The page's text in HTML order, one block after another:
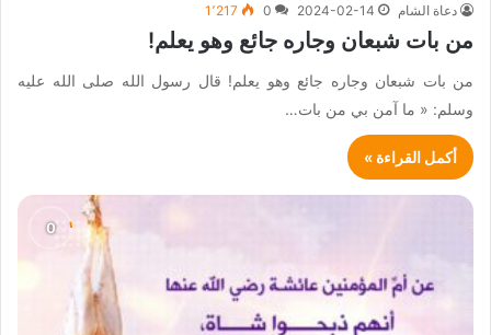
دعاة الشام 2024-02-14
0 1٬217
من بات شبعان وجاره جائع وهو يعلم!
من بات شبعان وجاره جائع وهو يعلم! قال رسول الله صلى الله عليه
وسلم: « ما آمن بي من بات…
أكمل القراءة »